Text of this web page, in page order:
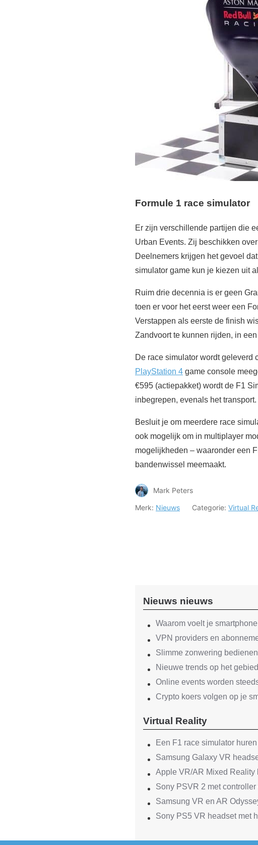
Formule 1 race simulator
Er zijn verschillende partijen die
Urban Events. Zij beschikken
Deelnemers krijgen het gevoel
simulator game kun je kiezen uit
Ruim drie decennia is er geen
toen er voor het eerst weer een
Verstappen als eerste de finish
Zandvoort te kunnen rijden, in
De race simulator wordt geleverd
PlayStation 4 game console
€595 (actiepakket) wordt de F1
inbegrepen, evenals het transport.
Besluit je om meerdere race
ook mogelijk om in multiplayer
mogelijkheden – waaronder een
bandenwissel meemaakt.
Mark Peters
Merk: Nieuws Categorie: Virtual
Nieuws nieuws
Waarom voelt je
VPN providers en
Slimme zonwering
Nieuwe trends op het
Online events worden
Crypto koers volgen op je
Virtual Reality
Een F1 race simulator huren
Samsung Galaxy VR
Apple VR/AR Mixed Reality
Sony PSVR 2 met
Samsung VR en AR
Sony PS5 VR headset met